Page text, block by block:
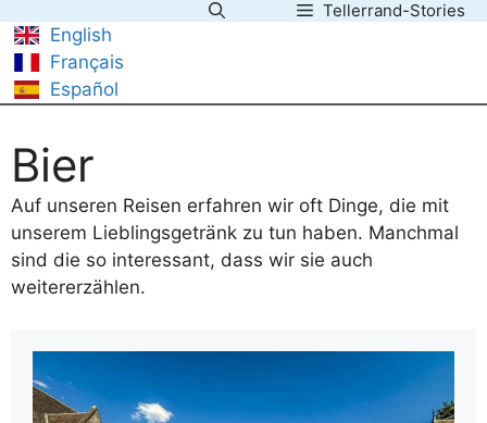
Inhalt
springen
Tellerrand-Stories
English
Français
Español
Bier
Auf unseren Reisen erfahren wir oft Dinge, die mit
unserem Lieblingsgetränk zu tun haben. Manchmal
sind die so interessant, dass wir sie auch
weitererzählen.